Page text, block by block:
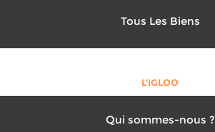
Tous Les Biens
L'IGLOO
Qui sommes-nous ?